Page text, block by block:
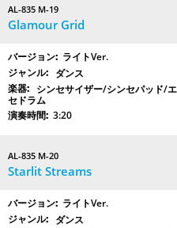
AL-835 M-19
Glamour Grid
ライトVer.
ダンス
シンセサイザー/シンセパッド/
セドラム
3:20
AL-835 M-20
Starlit Streams
ライトVer.
ダンス